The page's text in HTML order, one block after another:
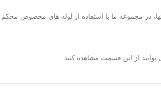
در مجموعه ما با استفاده از لوله های مخصوص
توانید از این قسمت مشاهده کنید.